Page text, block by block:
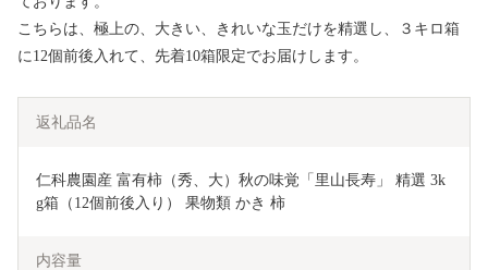
こちらは、極上の、大きい、きれいな玉だけを精選し、３キロ箱
に12個前後入れて、先着10箱限定でお届けします。
返礼品名
仁科農園産 富有柿（秀、大）秋の味覚「里山長寿」 精選 3k
g箱（12個前後入り） 果物類 かき 柿
内容量